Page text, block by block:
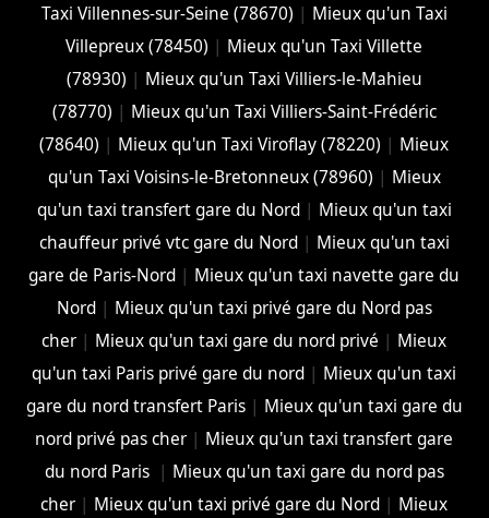
Taxi Villennes-sur-Seine (78670) | Mieux qu'un Taxi
Villepreux (78450) | Mieux qu'un Taxi Villette
(78930) | Mieux qu'un Taxi Villiers-le-Mahieu
(78770) | Mieux qu'un Taxi Villiers-Saint-Frédéric
(78640) | Mieux qu'un Taxi Viroflay (78220) | Mieux
qu'un Taxi Voisins-le-Bretonneux (78960) | Mieux
qu'un taxi transfert gare du Nord| Mieux qu'un taxi
chauffeur privé vtc gare du Nord| Mieux qu'un taxi
gare de Paris-Nord | Mieux qu'un taxi navette gare du
Nord| Mieux qu'un taxi privé gare du Nord pas
cher | Mieux qu'un taxi gare du nord privé | Mieux
qu'un taxi Paris privé gare du nord | Mieux qu'un taxi
gare du nord transfert Paris| Mieux qu'un taxi gare du
nord privé pas cher | Mieux qu'un taxi transfert gare
du nord Paris | Mieux qu'un taxi gare du nord pas
cher | Mieux qu'un taxi privé gare du Nord | Mieux